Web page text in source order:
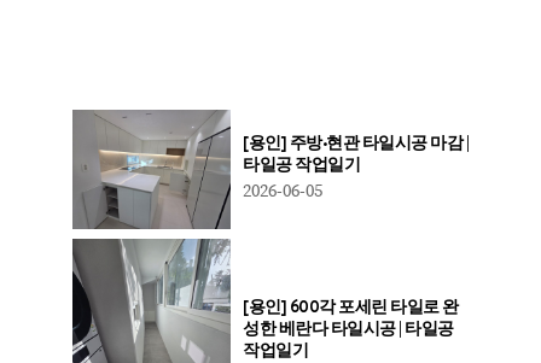
[용인] 주방·현관 타일시공 마감 |
타일공 작업일기
2026-06-05
[용인] 600각 포세린 타일로 완
성한 베란다 타일시공 | 타일공
작업일기